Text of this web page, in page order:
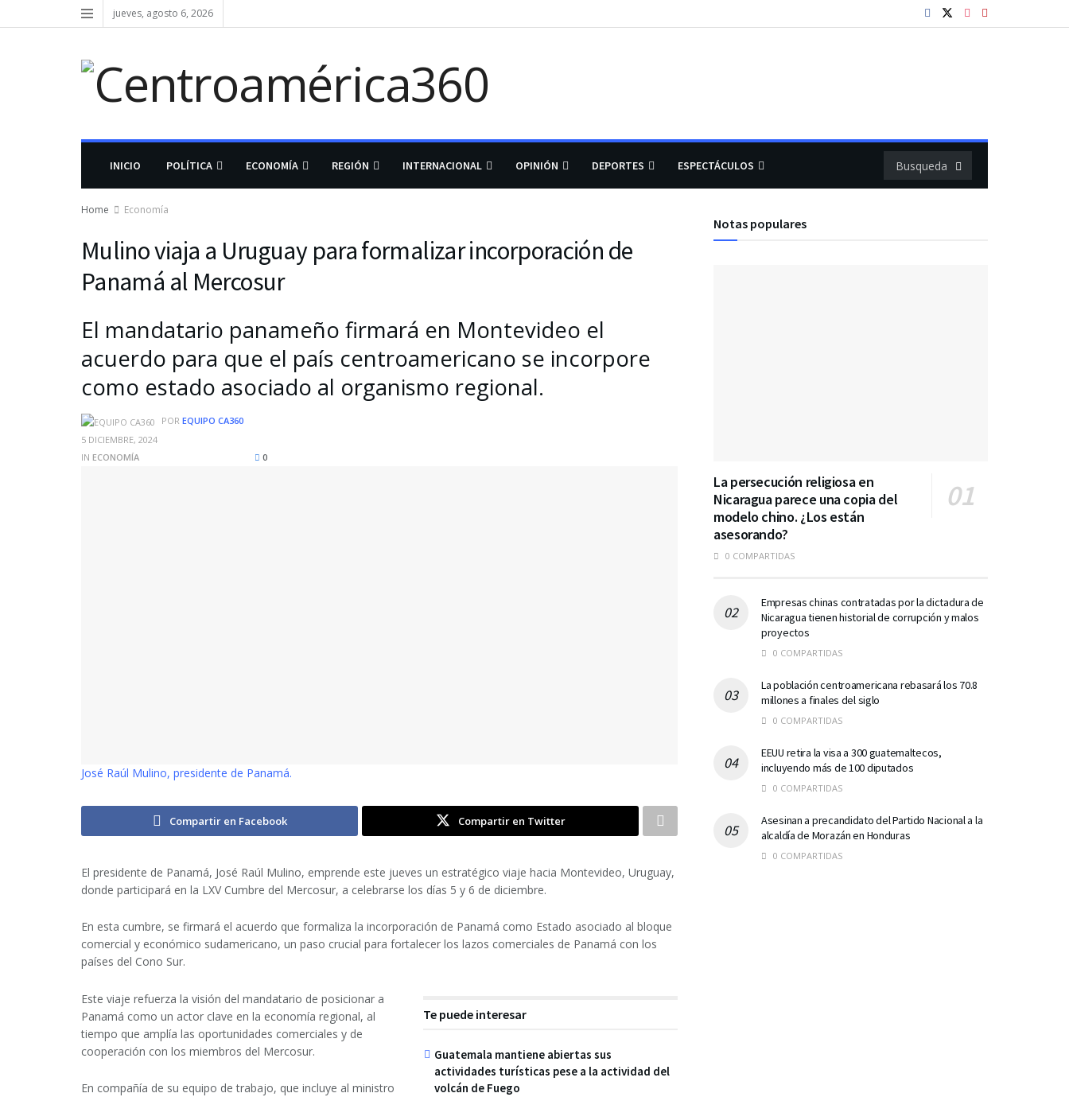
jueves, agosto 6, 2026
INICIO POLÍTICA ECONOMÍA REGIÓN INTERNACIONAL OPINIÓN DEPORTES ESPECTÁCULOS
Home Economía
Mulino viaja a Uruguay para formalizar incorporación de
Panamá al Mercosur
El mandatario panameño firmará en Montevideo el
acuerdo para que el país centroamericano se incorpore
como estado asociado al organismo regional.
POR EQUIPO CA360
5 DICIEMBRE, 2024
IN ECONOMÍA 0
José Raúl Mulino, presidente de Panamá.
Compartir en Facebook Compartir en Twitter
El presidente de Panamá, José Raúl Mulino, emprende este jueves un estratégico viaje hacia Montevideo, Uruguay,
donde participará en la LXV Cumbre del Mercosur, a celebrarse los días 5 y 6 de diciembre.
En esta cumbre, se firmará el acuerdo que formaliza la incorporación de Panamá como Estado asociado al bloque
comercial y económico sudamericano, un paso crucial para fortalecer los lazos comerciales de Panamá con los
países del Cono Sur.
Te puede interesar
Guatemala mantiene abiertas sus
actividades turísticas pese a la actividad del
volcán de Fuego
Este viaje refuerza la visión del mandatario de posicionar a
Panamá como un actor clave en la economía regional, al
tiempo que amplía las oportunidades comerciales y de
cooperación con los miembros del Mercosur.
En compañía de su equipo de trabajo, que incluye al ministro
Notas populares
La persecución religiosa en
Nicaragua parece una copia del
modelo chino. ¿Los están
asesorando?
0 COMPARTIDAS
Empresas chinas contratadas por la dictadura de
Nicaragua tienen historial de corrupción y malos
proyectos
0 COMPARTIDAS
La población centroamericana rebasará los 70.8
millones a finales del siglo
0 COMPARTIDAS
EEUU retira la visa a 300 guatemaltecos,
incluyendo más de 100 diputados
0 COMPARTIDAS
Asesinan a precandidato del Partido Nacional a la
alcaldía de Morazán en Honduras
0 COMPARTIDAS